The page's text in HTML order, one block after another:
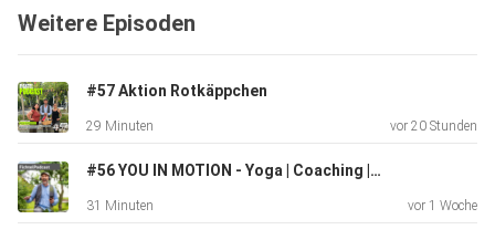
Weitere Episoden
#57 Aktion Rotkäppchen
29 Minuten vor 20 Stunden
#56 YOU IN MOTION - Yoga | Coaching | Connecting
31 Minuten vor 1 Woche